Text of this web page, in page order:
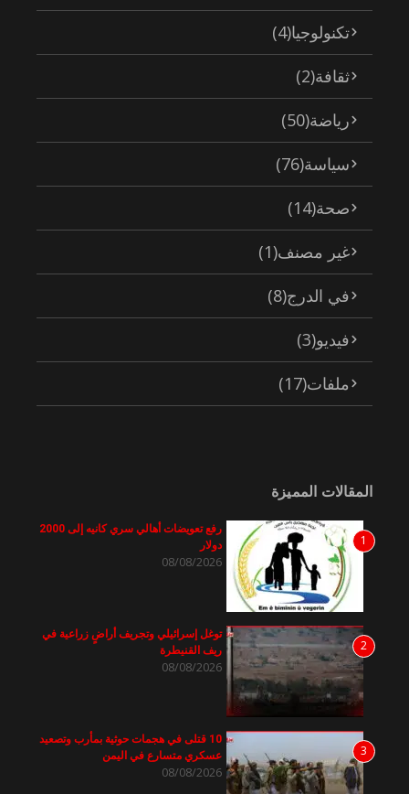
تكنولوجيا(4)
ثقافة(2)
رياضة(50)
سياسة(76)
صحة(14)
غير مصنف(1)
في الدرج(8)
فيديو(3)
ملفات(17)
المقالات المميزة
1
رفع تعويضات أهالي سري كانيه إلى 2000
دولار
08/08/2026
2
توغل إسرائيلي وتجريف أراضٍ زراعية في
ريف القنيطرة
08/08/2026
3
10 قتلى في هجمات حوثية بمأرب وتصعيد
عسكري متسارع في اليمن
08/08/2026